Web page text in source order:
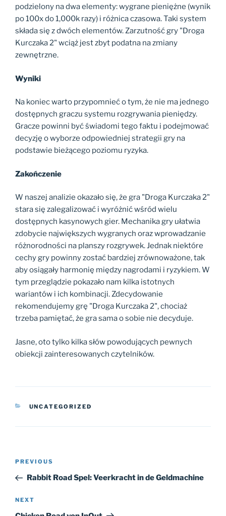
podzielony na dwa elementy: wygrane pieniężne (wynik
po 100x do 1,000k razy) i różnica czasowa. Taki system
składa się z dwóch elementów. Zarzutność gry "Droga
Kurczaka 2" wciąż jest zbyt podatna na zmiany
zewnętrzne.
Wyniki
Na koniec warto przypomnieć o tym, że nie ma jednego
dostępnych graczu systemu rozgrywania pieniędzy.
Gracze powinni być świadomi tego faktu i podejmować
decyzję o wyborze odpowiedniej strategii gry na
podstawie bieżącego poziomu ryzyka.
Zakończenie
W naszej analizie okazało się, że gra "Droga Kurczaka 2"
stara się zalegalizować i wyróżnić wśród wielu
dostępnych kasynowych gier. Mechanika gry ułatwia
zdobycie największych wygranych oraz wprowadzanie
różnorodności na planszy rozgrywek. Jednak niektóre
cechy gry powinny zostać bardziej zrównoważone, tak
aby osiągały harmonię między nagrodami i ryzykiem. W
tym przeglądzie pokazało nam kilka istotnych
wariantów i ich kombinacji. Zdecydowanie
rekomendujemy grę "Droga Kurczaka 2", chociaż
trzeba pamiętać, że gra sama o sobie nie decyduje.
Jasne, oto tylko kilka słów powodujących pewnych
obiekcji zainteresowanych czytelników.
CATEGORIES
UNCATEGORIZED
Post
Previous
Post
PREVIOUS
Rabbit Road Spel: Veerkracht in de Geldmachine
Next
Post
NEXT